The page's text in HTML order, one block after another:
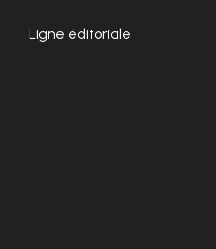
Ligne éditoriale